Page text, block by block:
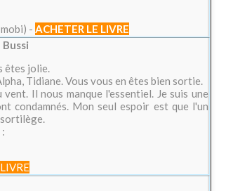
- ACHETER LE LIVRE
êtes jolie.
Tidiane. Vous vous en êtes bien sortie.
Il nous manque l'essentiel. Je suis une
condamnés. Mon seul espoir est que l'un
sortilège.